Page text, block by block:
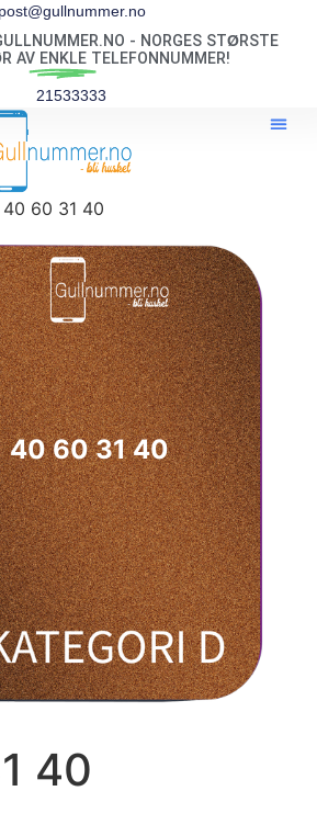
post@gullnummer.no
- NORGES STØRSTE
AV ENKLE TELEFONNUMMER!
21533333
60 31 40
40 60 31 40
40